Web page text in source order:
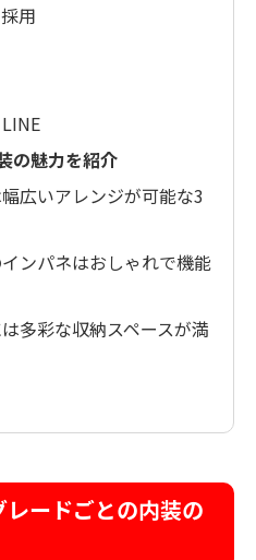
用
の魅力を紹介
広いアレンジが可能な3
ンパネはおしゃれで機能
多彩な収納スペースが満
ードごとの内装の